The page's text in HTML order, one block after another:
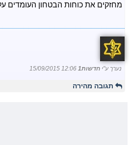
מחזקים את כוחות הבטחון העומדים
נערך ע"י חדשות1 15/09/2015 12:06
תגובה מהירה